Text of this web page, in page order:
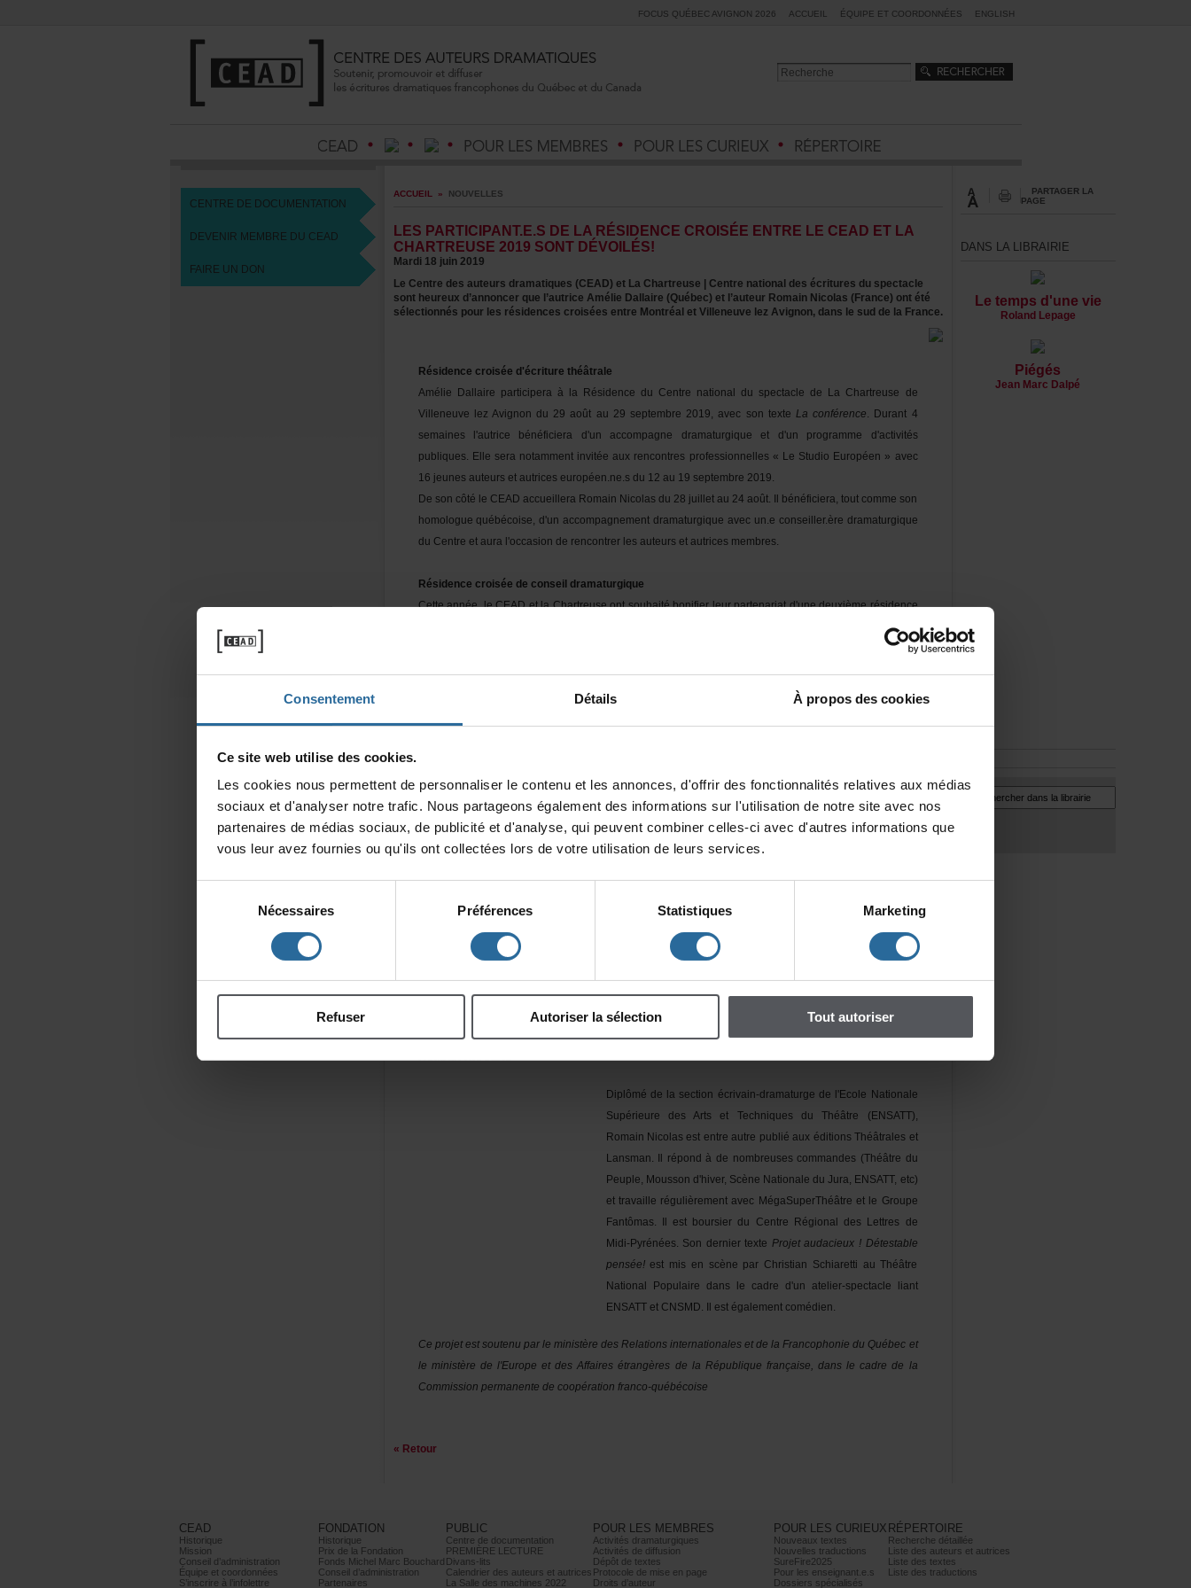
Consentement Détails Àproposdescookies
Cesitewebutilisedescookies.
Lescookiesnouspermettentdepersonnaliserlecontenuetlesannonces,d'offrirdesfonctionnalitésrelativesauxmédias
sociauxetd'analysernotretrafic.Nouspartageonségalementdesinformationssurl'utilisationdenotresiteavecnos
partenairesdemédiassociaux,depublicitéetd'analyse,quipeuventcombinercelles-ciavecd'autresinformationsque
vousleuravezfourniesouqu'ilsontcollectéeslorsdevotreutilisationdeleursservices.
consentement
Nécessaires Préférences Statistiques Marketing
Refuser Autoriserlasélection Toutautoriser
FOCUSQUÉBECAVIGNON2026 ACCUEIL ÉQUIPEETCOORDONNÉES ENGLISH
CENTREDEDOCUMENTATION
DEVENIRMEMBREDUCEAD
FAIREUNDON
ACCUEIL » NOUVELLES
LESPARTICIPANT.E.SDELARÉSIDENCECROISÉEENTRELECEADETLA
CHARTREUSE2019SONTDÉVOILÉS!
Mardi18juin2019
LeCentredesauteursdramatiques(CEAD)etLaChartreuse|Centrenationaldesécrituresduspectacle
sontheureuxd’annoncerquel’autriceAmélieDallaire(Québec)etl’auteurRomainNicolas(France)ontété
sélectionnéspourlesrésidencescroiséesentreMontréaletVilleneuvelezAvignon,danslesuddelaFrance.
Résidencecroiséed'écriturethéâtrale
AmélieDallaireparticiperaàlaRésidenceduCentrenationalduspectacledeLaChartreusede
VilleneuvelezAvignondu29aoûtau29septembre2019,avecsontexte Laconférence.Durant4
semainesl'autricebénéficierad'unaccompagnedramaturgiqueetd'unprogrammed'activités
publiques.Elleseranotammentinvitéeauxrencontresprofessionnelles«LeStudioEuropéen»avec
16jeunesauteursetautriceseuropéen.ne.sdu12au19septembre2019.
DesoncôtéleCEADaccueilleraRomainNicolasdu28juilletau24août.Ilbénéficiera,toutcommeson
homologuequébécoise,d'unaccompagnementdramaturgiqueavecun.econseiller.èredramaturgique
duCentreetaural'occasionderencontrerlesauteursetautricesmembres.
Résidencecroiséedeconseildramaturgique
Cetteannée,leCEADetlaChartreuseontsouhaitébonifierleurpartenariatd'unedeuxièmerésidence
croisée,celle-ciautourduconseildramaturgique.C'estdanslecadredecetéchanged'expertiseautour
del'accompagnementartistiquequeleCEADaaccueilliàMontréalilyaquelquessemainesle
tourpourlaFrancedu9au22septembre2019afind'yrencontrerdesauteursdelaChartreuse,de
AmélieDallaireaterminéleConservatoired'ArtDramatiquede
Montréalen2006.Depuis,lacréationetl'écritureontbeaucoup
façonnésonparcours.Elleparticipe,àplusieursreprises,entant
pièceestauthéâtrecequelecourt-métrageestaucinéma,ce
futpourelleunemanièredefairesespremièresarmes.Sa
premièrelonguepièce,
,estcrééeàlasalleJean-
ClaudeGermainduCTD'Aenjanvier2016.Sadeuxièmepièce,
LaFissure,estcrééeàLaPetiteLicorne.Ellepoursuit
présentementl'écritureduspectacle
LaConférence.
ROMAINNICOLAS
Diplômédelasectionécrivain-dramaturgedel'EcoleNationale
SupérieuredesArtsetTechniquesduThéâtre(ENSATT),
RomainNicolasestentreautrepubliéauxéditionsThéâtraleset
Lansman.Ilrépondàdenombreusescommandes(Théâtredu
Peuple,Moussond'hiver,ScèneNationaleduJura,ENSATT,etc)
ettravaillerégulièrementavecMégaSuperThéâtreetleGroupe
Fantômas.IlestboursierduCentreRégionaldesLettresde
Midi-Pyrénées.Sonderniertexte Projetaudacieux!Détestable
pensée!estmisenscèneparChristianSchiarettiauThéâtre
NationalPopulairedanslecadred'unatelier-spectacleliant
ENSATTetCNSMD.Ilestégalementcomédien.
CeprojetestsoutenuparleministèredesRelationsinternationalesetdelaFrancophonieduQuébecet
leministèredel'EuropeetdesAffairesétrangèresdelaRépubliquefrançaise,danslecadredela
Commissionpermanentedecoopérationfranco-québécoise
«Retour
PARTAGERLA
PAGE
DANSLALIBRAIRIE
Letempsd'unevie
RolandLepage
Piégés
JeanMarcDalpé
CEAD
Historique
Mission
Conseild’administration
Équipeetcoordonnées
S’inscrireàl’infolettre
FONDATION
Historique
PrixdelaFondation
FondsMichelMarcBouchard
Conseild’administration
Partenaires
PUBLIC
Centrededocumentation
PREMIÈRELECTURE
Divans-lits
Calendrierdesauteursetautrices
LaSalledesmachines2022
POURLESMEMBRES
Activitésdramaturgiques
Activitésdediffusion
Dépôtdetextes
Protocoledemiseenpage
Droitsd’auteur
POURLESCURIEUX
Nouveauxtextes
Nouvellestraductions
SureFire2025
Pourlesenseignant.e.s
Dossiersspécialisés
RÉPERTOIRE
Recherchedétaillée
Listedesauteursetautrices
Listedestextes
Listedestraductions